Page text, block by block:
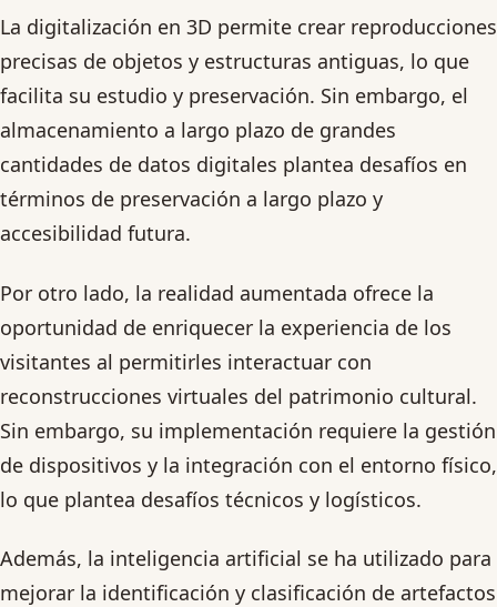
La digitalización en 3D permite crear reproducciones
precisas de objetos y estructuras antiguas, lo que
facilita su estudio y preservación. Sin embargo, el
almacenamiento a largo plazo de grandes
cantidades de datos digitales plantea desafíos en
términos de preservación a largo plazo y
accesibilidad futura.
Por otro lado, la realidad aumentada ofrece la
oportunidad de enriquecer la experiencia de los
visitantes al permitirles interactuar con
reconstrucciones virtuales del patrimonio cultural.
Sin embargo, su implementación requiere la gestión
de dispositivos y la integración con el entorno físico,
lo que plantea desafíos técnicos y logísticos.
Además, la inteligencia artificial se ha utilizado para
mejorar la identificación y clasificación de artefactos